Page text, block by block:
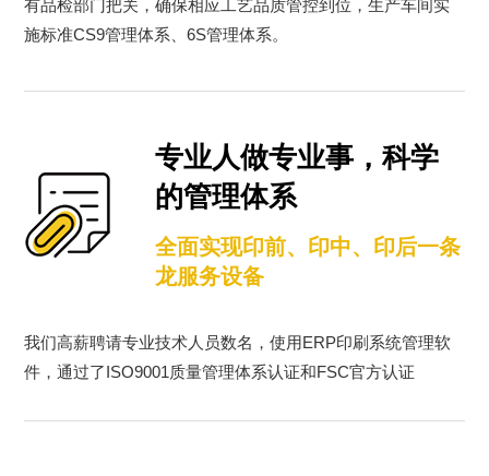
有品检部门把关，确保相应工艺品质管控到位，生产车间实
施标准CS9管理体系、6S管理体系。
专业人做专业事，科学
的管理体系
全面实现印前、印中、印后一条
龙服务设备
我们高薪聘请专业技术人员数名，使用ERP印刷系统管理软
件，通过了ISO9001质量管理体系认证和FSC官方认证